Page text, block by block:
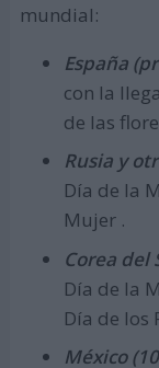
mundial:
España
con la
de las
Rusia y
Día de la
Mujer .
Corea del
Día de la
Día de los
México